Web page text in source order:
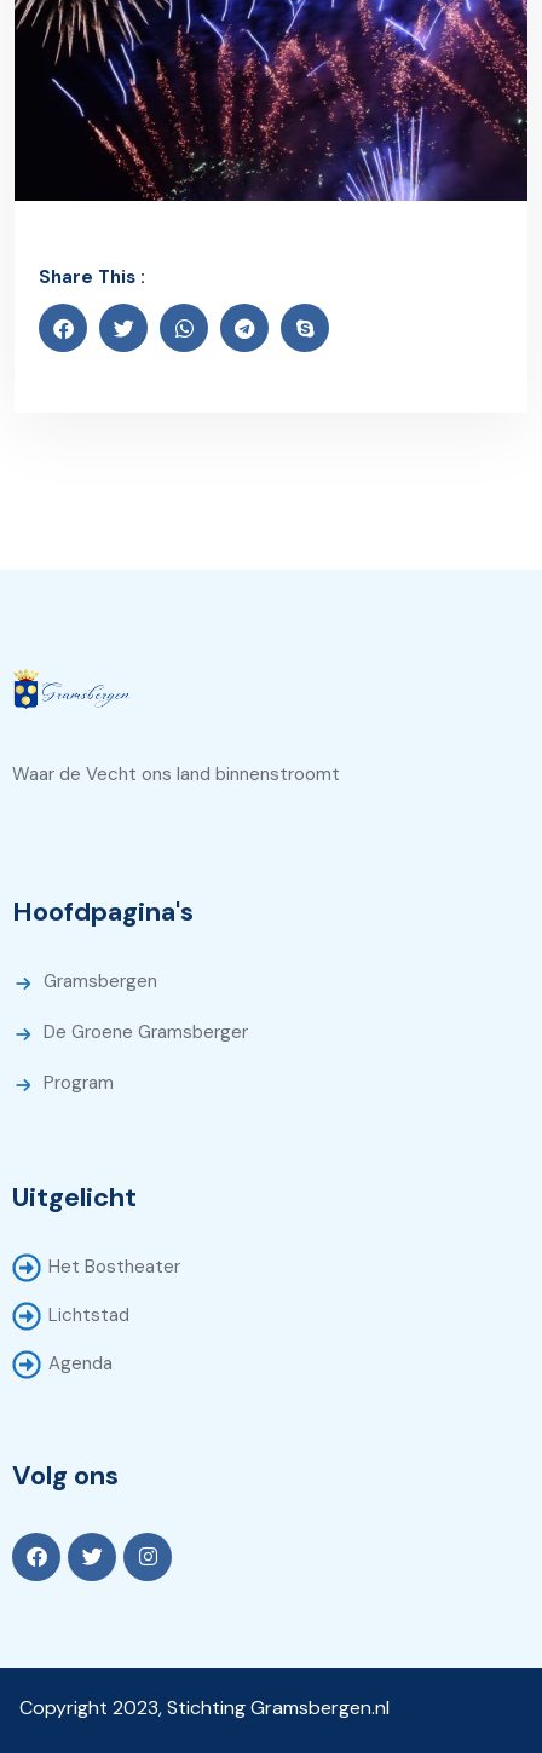
Share This :
Waar de Vecht ons land binnenstroomt
Hoofdpagina's
Gramsbergen
De Groene Gramsberger
Program
Uitgelicht
Het Bostheater
Lichtstad
Agenda
Volg ons
Copyright 2023, Stichting Gramsbergen.nl